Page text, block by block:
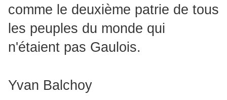
comme le deuxième patrie de tous
les peuples du monde qui
n'étaient pas Gaulois.
Yvan Balchoy